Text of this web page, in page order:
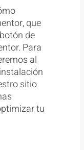
que
de
Para
al
sitio
tu